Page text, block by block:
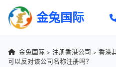
金兔国际
金兔国际 > 注册香港公司 > 香港
可以反对该公司名称注册吗？